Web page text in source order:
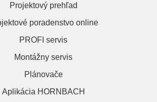
Projektový prehľad
poradenstvo online
PROFI servis
Montážny servis
Plánovače
Aplikácia HORNBACH